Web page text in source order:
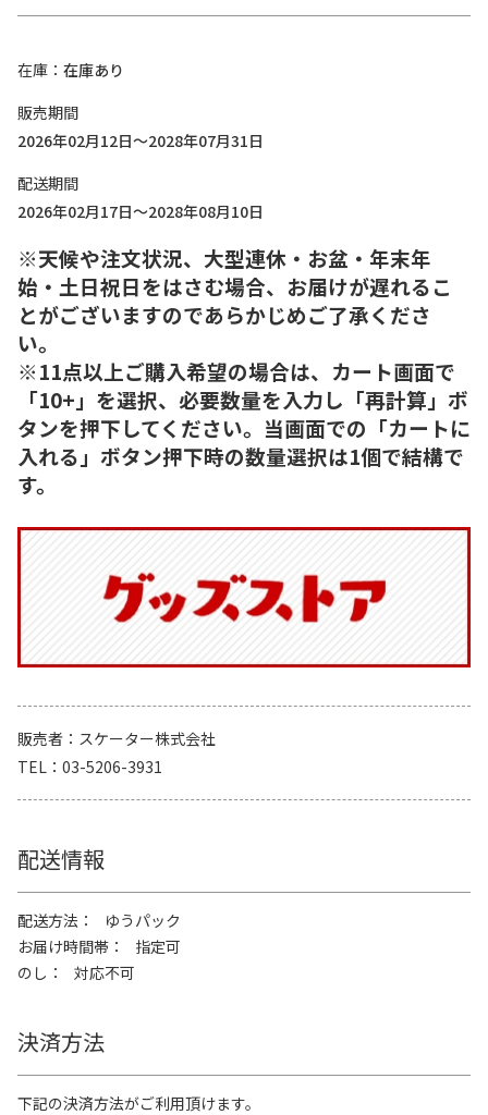
在庫
在庫あり
販売期間
2026年02月12日～2028年07月31日
配送期間
2026年02月17日～2028年08月10日
※天候や注文状況、大型連休・お盆・年末年
始・土日祝日をはさむ場合、お届けが遅れるこ
とがございますのであらかじめご了承くださ
い。
※11点以上ご購入希望の場合は、カート画面で
「10+」を選択、必要数量を入力し「再計算」ボ
タンを押下してください。当画面での「カートに
入れる」ボタン押下時の数量選択は1個で結構で
す。
販売者
スケーター株式会社
TEL
03-5206-3931
配送情報
配送方法
ゆうパック
お届け時間帯
指定可
のし
対応不可
決済方法
下記の決済方法がご利用頂けます。